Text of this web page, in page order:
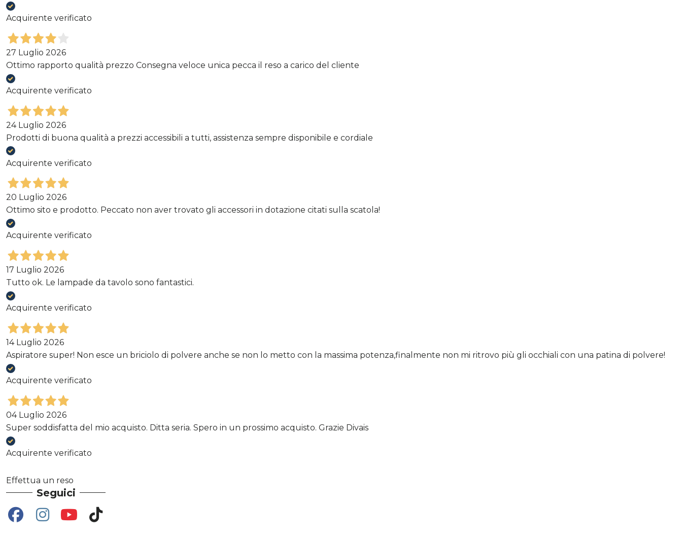
Acquirente verificato
27 Luglio 2026
Ottimo rapporto qualità prezzo Consegna veloce unica pecca il reso a carico del cliente
Acquirente verificato
24 Luglio 2026
Prodotti di buona qualità a prezzi accessibili a tutti, assistenza sempre disponibile e cordiale
Acquirente verificato
20 Luglio 2026
Ottimo sito e prodotto. Peccato non aver trovato gli accessori in dotazione citati sulla scatola!
Acquirente verificato
17 Luglio 2026
Tutto ok. Le lampade da tavolo sono fantastici.
Acquirente verificato
14 Luglio 2026
Aspiratore super! Non esce un briciolo di polvere anche se non lo metto con la massima potenza,finalmente non mi ritrovo più gli occhiali con una patina di polvere!
Acquirente verificato
04 Luglio 2026
Super soddisfatta del mio acquisto. Ditta seria. Spero in un prossimo acquisto. Grazie Divais
Acquirente verificato
Effettua un reso
Seguici